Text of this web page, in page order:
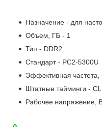
Назначение - для
Объем, ГБ - 1
Тип - DDR2
Стандарт - PC2-5300U
Эффективная
Штатные тайминги -
Рабочее напряжение,